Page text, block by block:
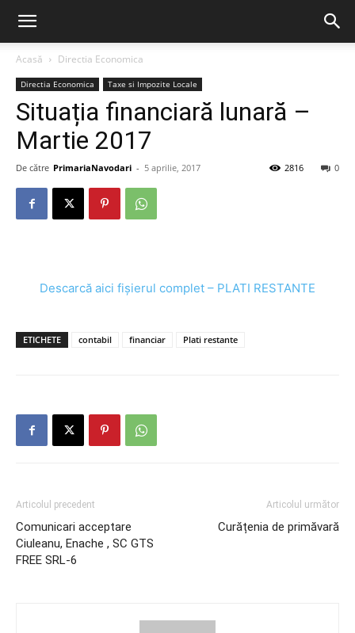
Acasă Directia Economica
Directia Economica Taxe si Impozite Locale
Situația financiară lunară –
Martie 2017
De către PrimariaNavodari - 5 aprilie, 2017 0
2816
Descarcă aici fișierul complet – PLATI RESTANTE
ETICHETE contabil financiar Plati restante
Articolul precedent
Comunicari acceptare
Ciuleanu, Enache , SC GTS
FREE SRL-6
Articolul următor
Curățenia de primăvară